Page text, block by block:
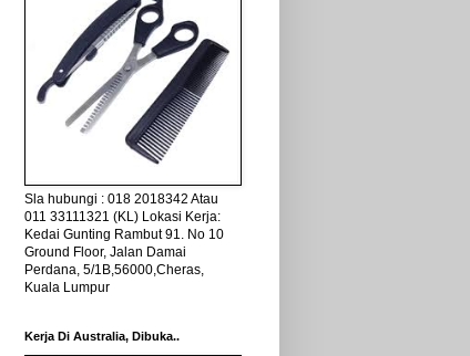
Sla hubungi : 018 2018342 Atau
011 33111321 (KL) Lokasi Kerja:
Kedai Gunting Rambut 91. No 10
Ground Floor, Jalan Damai
Perdana, 5/1B,56000,Cheras,
Kuala Lumpur
Kerja Di Australia, Dibuka..